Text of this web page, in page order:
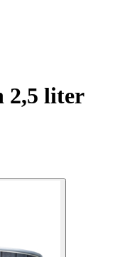
2,5 liter